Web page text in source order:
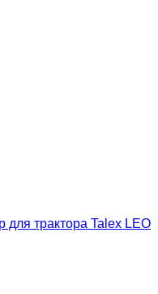
для трактора Talex LEO